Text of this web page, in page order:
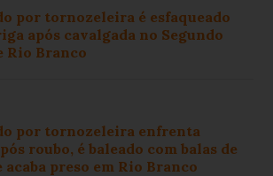
por tornozeleira é esfaqueado
após cavalgada no Segundo
Rio Branco
por tornozeleira enfrenta
roubo, é baleado com balas de
acaba preso em Rio Branco